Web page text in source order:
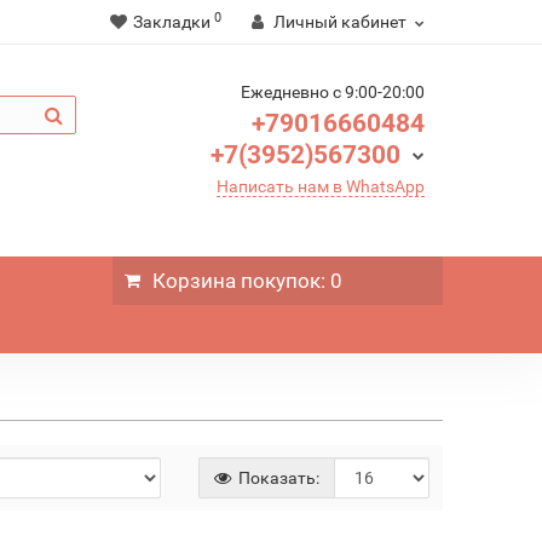
Закладки 0 Личный кабинет
Ежедневно c 9:00-20:00
+79016660484
+7(3952)567300
Написать нам в WhatsApp
Корзина покупок: 0
Показать: